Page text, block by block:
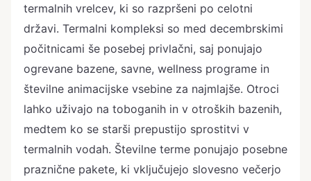
termalnih vrelcev, ki so razpršeni po celotni
državi. Termalni kompleksi so med decembrskimi
počitnicami še posebej privlačni, saj ponujajo
ogrevane bazene, savne, wellness programe in
številne animacijske vsebine za najmlajše. Otroci
lahko uživajo na toboganih in v otroških bazenih,
medtem ko se starši prepustijo sprostitvi v
termalnih vodah. Številne terme ponujajo posebne
praznične pakete, ki vključujejo slovesno večerjo